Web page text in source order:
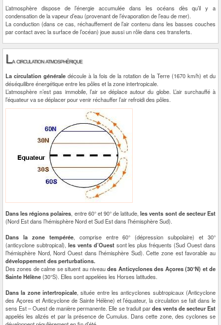
L’atmosphère dispose de l’énergie accumulée dans les océans dès qu’il y a
condensation de la vapeur d’eau (provenant de l’évaporation de l’eau de mer).
La conduction (dans ce cas, réchauffement de l’air contenu dans les basses couches
par contact avec la surface de l’océan) joue aussi un rôle dans ces transferts.
La circulation atmosphérique
La circulation générale découle à la fois de la rotation de la Terre (1670 km/h) et du
déséquilibre énergétique entre les pôles et la zone intertropicale.
L’atmosphère n’est pas immobile, l’air se déplace autour du globe. L’air surchauffé à
l’équateur va se déplacer pour venir réchauffer l’air refroidi des pôles.
Dans les régions polaires, entre 60° et 90° de latitude,les vents sont de secteur Est
(Nord Est dans l’hémisphère Nord et Sud Est dans l’hémisphère Sud).
Dans la zone tempérée, comprise entre 60° (dépression subpolaire) et 30°
(anticyclone subtropical), les vents d’Ouest sont les plus fréquents (Sud Ouest dans
l’hémisphère Nord, Nord Ouest dans l’hémisphère Sud). Cette zone est favorable au
développement des perturbations.
Des zones de calme se situent au niveaudes Anticyclones des Açores (30°N) et de
Sainte Hélène(30°S). Elles sont appelées les Horses latitudes.
Dans la zone intertropicale, située entre les anticyclones subtropicaux (Anticyclone
des Açores et Anticyclone de Sainte Hélène) et l’équateur, la circulation se fait dans le
sens Est – Ouest de manière permanente. Elle se traduit pardes vents de secteur Est
appelés les alizés et par la présence de Cumulus. Dans cette zone, des cyclones se